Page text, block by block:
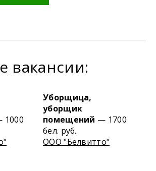
вакансии:
1000
Уборщица,
уборщик
помещений — 1700
бел. руб.
ООО "Белвитто"